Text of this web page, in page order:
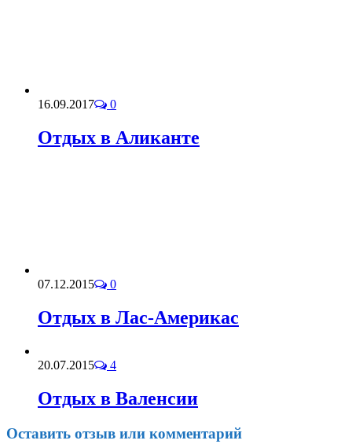
16.09.2017 0
Отдых в Аликанте
07.12.2015 0
Отдых в Лас-Америкас
20.07.2015 4
Отдых в Валенсии
Оставить отзыв или комментарий